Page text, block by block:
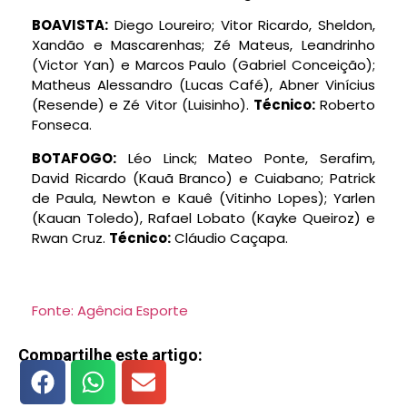
BOAVISTA: Diego Loureiro; Vitor Ricardo, Sheldon,
Xandão e Mascarenhas; Zé Mateus, Leandrinho
(Victor Yan) e Marcos Paulo (Gabriel Conceição);
Matheus Alessandro (Lucas Café), Abner Vinícius
(Resende) e Zé Vitor (Luisinho). Técnico:Roberto
Fonseca.
BOTAFOGO: Léo Linck; Mateo Ponte, Serafim,
David Ricardo (Kauã Branco) e Cuiabano; Patrick
de Paula, Newton e Kauê (Vitinho Lopes); Yarlen
(Kauan Toledo), Rafael Lobato (Kayke Queiroz) e
Rwan Cruz. Técnico:Cláudio Caçapa.
Fonte: Agência Esporte
Compartilhe este artigo: